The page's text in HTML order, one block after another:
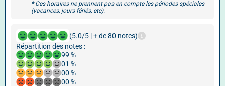
* Ces horaires ne prennent pas en compte les périodes spéciales
(vacances, jours fériés, etc).
(5.0/5 | + de 80 notes)
Répartition des notes :
99 %
01 %
00 %
00 %